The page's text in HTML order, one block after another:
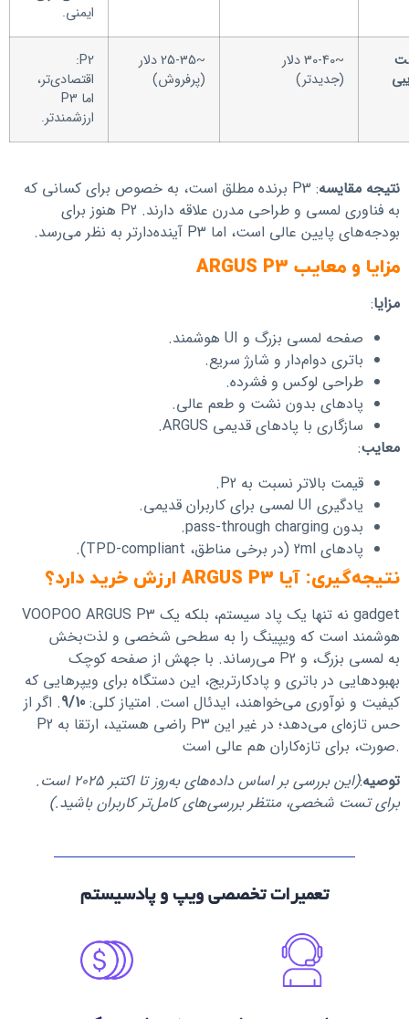
ایمنی.
~30-40 دلار
(جدیدتر)
~25-35 دلار
(پرفروش)
P2:
اقتصادی‌تر،
اما P3
ارزشمندتر.
نتیجه مقایسه
: P3 برنده مطلق است، به خصوص برای کسانی که
به فناوری لمسی و طراحی مدرن علاقه دارند. P2 هنوز برای
بودجه‌های پایین عالی است، اما P3 آینده‌دارتر به نظر می‌رسد.
مزایا و معایب ARGUS P3
مزایا:
صفحه لمسی بزرگ و UI هوشمند.
باتری دوام‌دار و شارژ سریع.
طراحی لوکس و فشرده.
پادهای بدون نشت و طعم عالی.
سازگاری با پادهای قدیمی ARGUS.
معایب:
قیمت بالاتر نسبت به P2.
یادگیری UI لمسی برای کاربران قدیمی.
بدون pass-through charging.
پادهای 2ml (در برخی مناطق، TPD-compliant).
نتیجه‌گیری: آیا ARGUS P3 ارزش خرید دارد؟
VOOPOO ARGUS P3 نه تنها یک پاد سیستم، بلکه یک gadget
هوشمند است که ویپینگ را به سطحی شخصی و لذت‌بخش
می‌رساند. با جهش از صفحه کوچک P2 به لمسی بزرگ، و
بهبودهایی در باتری و پادکارتریج، این دستگاه برای ویپرهایی که
کیفیت و نوآوری می‌خواهند، ایدئال است. امتیاز کلی: 9/10. اگر از
P2 راضی هستید، ارتقا به P3 حس تازه‌ای می‌دهد؛ در غیر این
صورت، برای تازه‌کاران هم عالی است.
توصیه:
(این بررسی بر اساس داده‌های به‌روز تا اکتبر ۲۰۲۵ است.
برای تست شخصی، منتظر بررسی‌های کامل‌تر کاربران باشید.)
تعمیرات تخصصی ویپ و پادسیستم